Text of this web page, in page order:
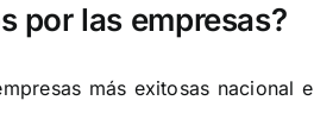
por las empresas?
más exitosas nacional e